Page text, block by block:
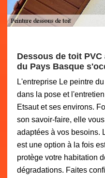
Dessous de toit
du Pays Basque
L'entreprise Le peintre
dans la pose et
Etsaut et ses environs.
son savoir-faire, elle
adaptées à vos besoins.
est une option à la fois
protège votre habitation
dégradations. Faites